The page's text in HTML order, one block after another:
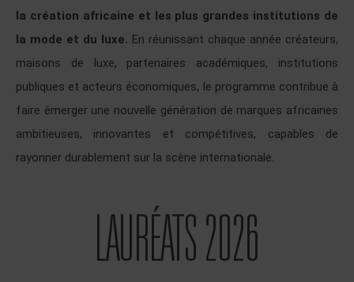
la création africaine et les plus grandes institutions de
la mode et du luxe. En réunissant chaque année créateurs,
maisons de luxe, partenaires académiques, institutions
publiques et acteurs économiques, le programme contribue à
faire émerger une nouvelle génération de marques africaines
ambitieuses, innovantes et compétitives, capables de
rayonner durablement sur la scène internationale.
LAURÉATS 2026